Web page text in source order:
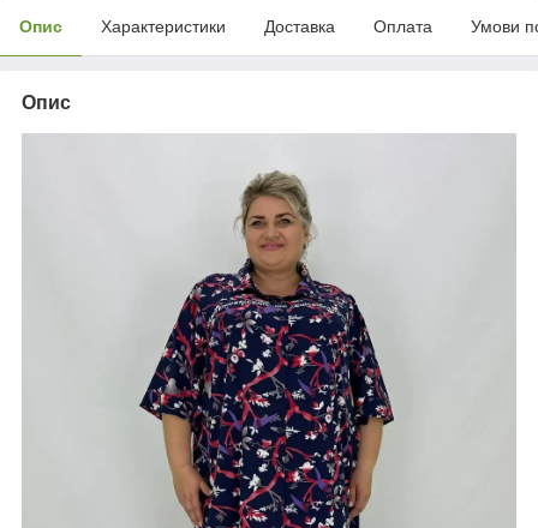
Опис Характеристики Доставка Оплата Умови
Опис